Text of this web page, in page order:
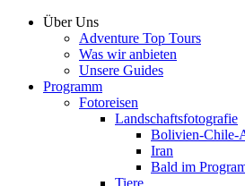
Über Uns
Adventure Top Tours
Was wir anbieten
Unsere Guides
Programm
Fotoreisen
Landschaftsfotografie
Bolivien-Chile-
Iran
Bald im
Tiere